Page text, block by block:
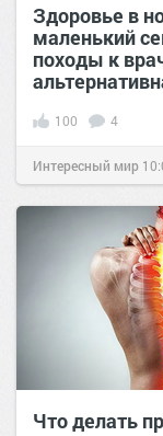
Здоровье в
маленький
походы к
100 4
Интересный мир
Что делать